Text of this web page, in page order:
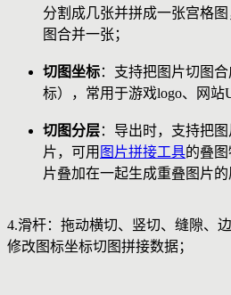
分割成几张并拼成一张宫格
图合并一张；
切图坐标：支持把图片切图
标），常用于游戏logo、网站
切图分层：导出时，支持把
片，可用 图片拼接工具的叠
片叠加在一起生成重叠图片的
4.滑杆：拖动横切、竖切、缝隙、
修改图标坐标切图拼接数据；